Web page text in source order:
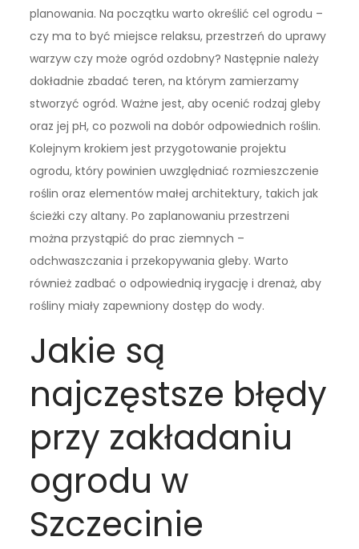
planowania. Na początku warto określić cel ogrodu –
czy ma to być miejsce relaksu, przestrzeń do uprawy
warzyw czy może ogród ozdobny? Następnie należy
dokładnie zbadać teren, na którym zamierzamy
stworzyć ogród. Ważne jest, aby ocenić rodzaj gleby
oraz jej pH, co pozwoli na dobór odpowiednich roślin.
Kolejnym krokiem jest przygotowanie projektu
ogrodu, który powinien uwzględniać rozmieszczenie
roślin oraz elementów małej architektury, takich jak
ścieżki czy altany. Po zaplanowaniu przestrzeni
można przystąpić do prac ziemnych –
odchwaszczania i przekopywania gleby. Warto
również zadbać o odpowiednią irygację i drenaż, aby
rośliny miały zapewniony dostęp do wody.
Jakie są
najczęstsze błędy
przy zakładaniu
ogrodu w
Szczecinie